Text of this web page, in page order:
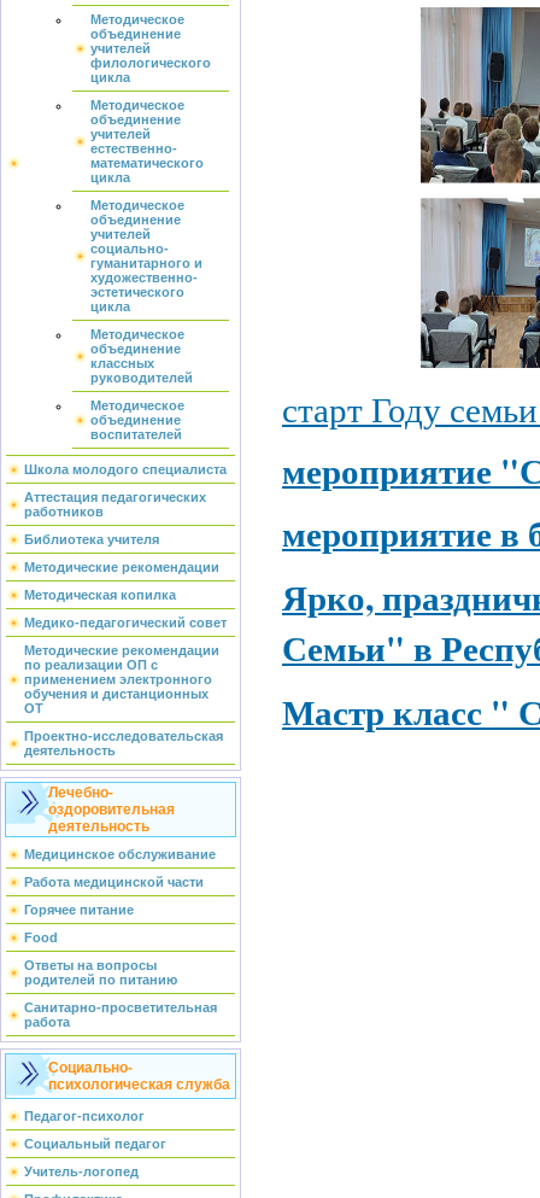
Методическое
объединение
учителей
филологического
цикла
Методическое
объединение
учителей
естественно-
математического
цикла
Методическое
объединение
учителей
социально-
гуманитарного и
художественно-
эстетического
цикла
Методическое
объединение
классных
руководителей
Методическое
объединение
воспитателей
Школа молодого специалиста
Аттестация педагогических
работников
Библиотека учителя
Методические рекомендации
Методическая копилка
Медико-педагогический совет
Методические рекомендации
по реализации ОП с
применением электронного
обучения и дистанционных
ОТ
Проектно-исследовательская
деятельность
Лечебно-
оздоровительная
деятельность
Медицинское обслуживание
Работа медицинской части
Горячее питание
Food
Ответы на вопросы
родителей по питанию
Санитарно-просветительная
работа
Социально-
психологическая служба
Педагог-психолог
Социальный педагог
Учитель-логопед
старт Году
мероприятие
мероприятие в
Ярко,
Семьи" в
Мастр класс "